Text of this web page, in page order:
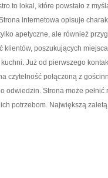
to lokal, które powstało z
internetowa opisuje
apetyczne, ale również
klientów, poszukujących
Już od pierwszego
czytelność połączoną z
odwiedzin. Strona może
potrzebom. Największą